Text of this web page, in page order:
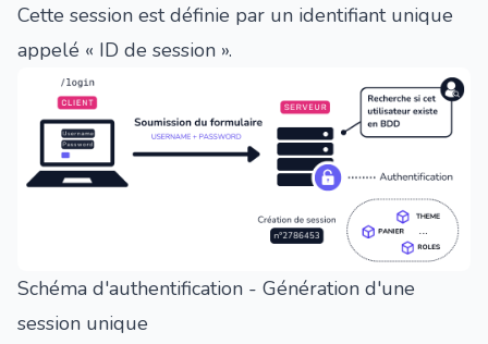
Cette session est définie par un identifiant unique
appelé « ID de session ».
Schéma d'authentification - Génération d'une
session unique